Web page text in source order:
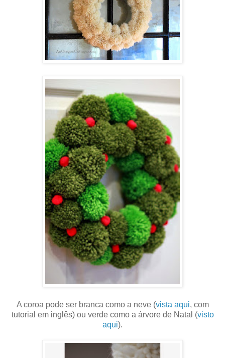
A coroa pode ser branca como a neve (vista aqui, com
tutorial em inglês) ou verde como a árvore de Natal (visto
aqui).